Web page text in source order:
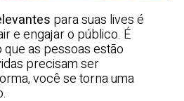
para suas lives é
e engajar o público. É
as pessoas estão
precisam ser
você se torna uma